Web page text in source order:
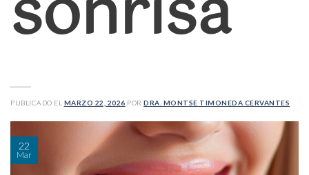
PUBLICADO EL MARZO 22, 2026 PORDRA. MONTSE TIMONEDA CERVANTES
22
Mar